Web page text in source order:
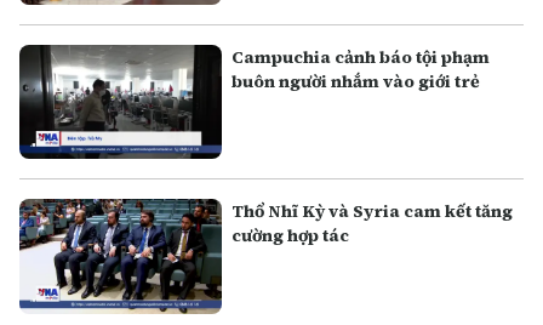
Campuchia cảnh báo tội phạm
buôn người nhắm vào giới trẻ
Thổ Nhĩ Kỳ và Syria cam kết tăng
cường hợp tác